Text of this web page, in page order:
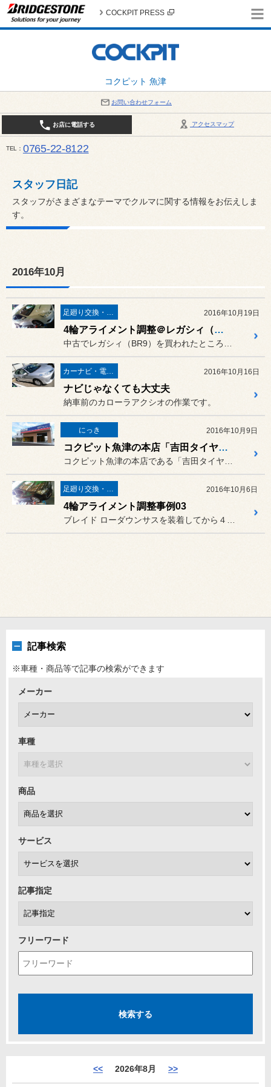
コクピット 魚津
COCKPIT PRESS
お問い合わせフォーム
アクセスマップ
お店に電話する
TEL 0765-22-8122
スタッフ日記
スタッフがさまざまなテーマでクルマに関する情報をお伝えしま
す。
2016年10月
足廻り交換・４輪アライメント調整 2016年10月19日
4輪アライメント調整＠レガシィ（BR9）
カーナビ・電装品 2016年10月16日
ナビじゃなくても大丈夫
納車前のカローラアクシオの作業です。
にっき 2016年10月9日
コクピット魚津の本店「吉田タイヤ」新規移転オープン記念セールですよ～
足廻り交換・４輪アライメント調整 2016年10月6日
4輪アライメント調整事例03
記事検索
※車種・商品等で記事の検索ができます
メーカー
車種
商品
サービス
記事指定
フリーワード
<< 2026年8月 >>